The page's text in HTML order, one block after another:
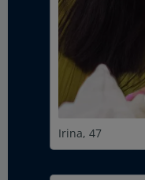
Irina, 47